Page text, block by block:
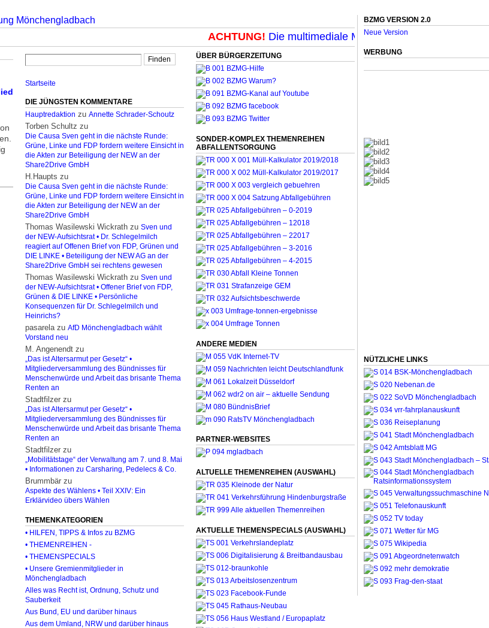
ACHTUNG!Die multimediale Mit-Mach-Zeitung für
Startseite
DIE JÜNGSTEN KOMMENTARE
Hauptredaktion zu Annette Schrader-Schoutz
Torben Schultz zu
Die Causa Sven geht in die nächste Runde:
Grüne, Linke und FDP fordern weitere Einsicht in
die Akten zur Beteiligung der NEW an der
Share2Drive GmbH
H.Haupts zu
Die Causa Sven geht in die nächste Runde:
Grüne, Linke und FDP fordern weitere Einsicht in
die Akten zur Beteiligung der NEW an der
Share2Drive GmbH
Thomas Wasilewski Wickrath zu Sven und
der NEW-Aufsichtsrat • Dr. Schlegelmilch
reagiert auf Offenen Brief von FDP, Grünen und
DIE LINKE • Beteiligung der NEW AG an der
Share2Drive GmbH sei rechtens gewesen
Thomas Wasilewski Wickrath zu Sven und
der NEW-Aufsichtsrat • Offener Brief von FDP,
Grünen & DIE LINKE • Persönliche
Konsequenzen für Dr. Schlegelmilch und
Heinrichs?
pasarelazu AfD Mönchengladbach wählt
Vorstand neu
M. Angenendt zu
„Das ist Altersarmut per Gesetz“ •
Mitgliederversammlung des Bündnisses für
Menschenwürde und Arbeit das brisante Thema
Renten an
Stadtfilzer zu
„Das ist Altersarmut per Gesetz“ •
Mitgliederversammlung des Bündnisses für
Menschenwürde und Arbeit das brisante Thema
Renten an
Stadtfilzer zu
„Mobilitätstage“ der Verwaltung am 7. und 8. Mai
• Informationen zu Carsharing, Pedelecs & Co.
Brummbär zu
Aspekte des Wählens • Teil XXIV: Ein
Erklärvideo übers Wählen
THEMENKATEGORIEN
• HILFEN, TIPPS & Infos zu BZMG
• THEMENREIHEN -
• THEMENSPECIALS
• Unsere Gremienmitglieder in
Mönchengladbach
Alles was Recht ist, Ordnung, Schutz und
Sauberkeit
Aus Bund, EU und darüber hinaus
Aus dem Umland, NRW und darüber hinaus
ÜBER BÜRGERZEITUNG
SONDER-KOMPLEX THEMENREIHEN
ABFALLENTSORGUNG
ANDERE MEDIEN
PARTNER-WEBSITES
ALTUELLE THEMENREIHEN (AUSWAHL)
AKTUELLE THEMENSPECIALS (AUSWAHL)
BZMG VERSION 2.0
Neue Version
WERBUNG
NÜTZLICHE LINKS